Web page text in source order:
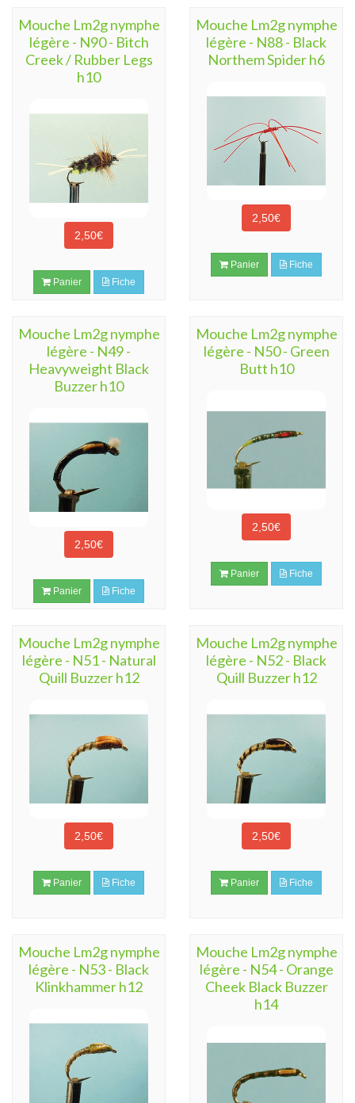
Mouche Lm2g nymphe
légère - N90 - Bitch
Creek / Rubber Legs
h10
2,50€
Panier Fiche
Mouche Lm2g nymphe
légère - N88 - Black
Northem Spider h6
2,50€
Panier Fiche
Mouche Lm2g nymphe
légère - N49 -
Heavyweight Black
Buzzer h10
2,50€
Panier Fiche
Mouche Lm2g nymphe
légère - N50 - Green
Butt h10
2,50€
Panier Fiche
Mouche Lm2g nymphe
légère - N51 - Natural
Quill Buzzer h12
2,50€
Panier Fiche
Mouche Lm2g nymphe
légère - N52 - Black
Quill Buzzer h12
2,50€
Panier Fiche
Mouche Lm2g nymphe
légère - N53 - Black
Klinkhammer h12
Mouche Lm2g nymphe
légère - N54 - Orange
Cheek Black Buzzer
h14